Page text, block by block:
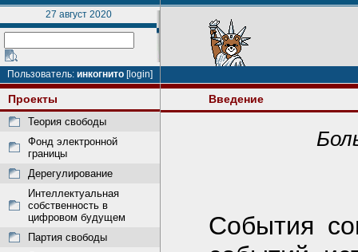
27 август 2020
Пользователь: инкогнито [login]
Проекты
Теория свободы
Фонд электронной
границы
Дерегулирование
Интеллектуальная
собственность в
цифровом будущем
Партия свободы
Введение
События